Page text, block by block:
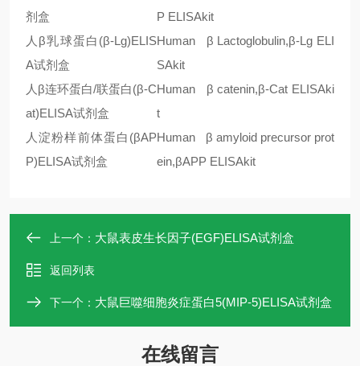
剂盒
P ELISAkit
人 β乳球蛋白 (β-Lg)ELIS
A试剂盒
Human β Lactoglobulin,β-Lg ELI
SAkit
人 β连环蛋白/联蛋白(β-C
at)ELISA试剂盒
Human β catenin,β-Cat ELISAki
t
人淀粉样前体蛋白 (βAP
P)ELISA试剂盒
Human β amyloid precursor prot
ein,βAPP ELISAkit
上一个： 大鼠表皮生长因子(EGF)ELISA试剂盒
返回列表
下一个： 大鼠巨噬细胞炎症蛋白5(MIP-5)ELISA试剂盒
在线留言